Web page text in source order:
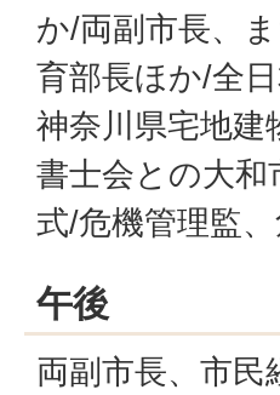
か/両副市長、
育部長ほか/全
神奈川県宅地建
書士会との大
式/危機管理監
午後
両副市長、市